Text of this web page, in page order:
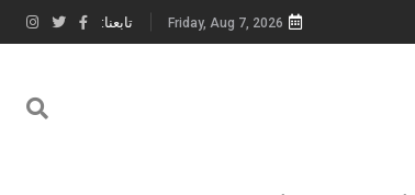
Friday, Aug 7, 2026 تابعنا: